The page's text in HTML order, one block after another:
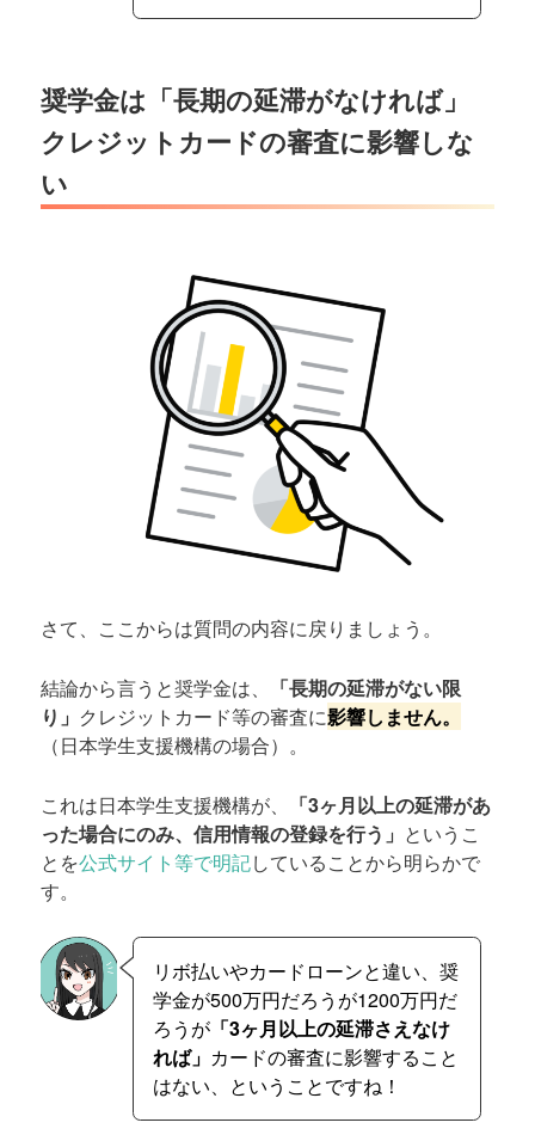
奨学金は「長期の延滞がなければ」
クレジットカードの審査に影響しな
い
さて、ここからは質問の内容に戻りましょう。
結論から言うと奨学金は、
「長期の延滞がない限
り」 クレジットカード等の審査に影響しません。
（日本学生支援機構の場合）。
これは日本学生支援機構が、
「3ヶ月以上の延滞があ
った場合にのみ、信用情報の登録を行う」 というこ
とを公式サイト等で明記していることから明らかで
す。
リボ払いやカードローンと違い、奨
学金が500万円だろうが1200万円だ
ろうが「3ヶ月以上の延滞さえなけ
れば」 カードの審査に影響すること
はない、ということですね！